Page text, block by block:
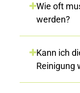
Wie oft
werden?
Kann ich
Reinigung